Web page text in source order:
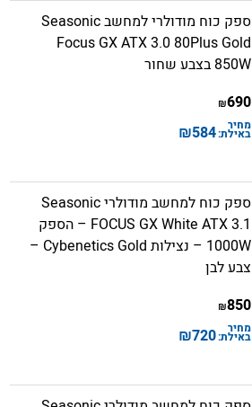
ספק כוח מודולרי למחשב Seasonic
Focus GX ATX 3.0 80Plus Gold
850W בצבע שחור
690
₪
מחיר
באילת:584
₪
ספק כוח למחשב מודולרי Seasonic
FOCUS GX White ATX 3.1 – הספק
1000W – נצילות Cybenetics Gold –
צבע לבן
850
₪
מחיר
באילת:720
₪